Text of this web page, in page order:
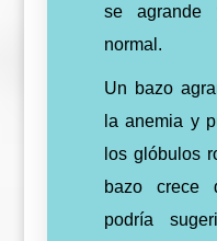
se
normal.
Un bazo
la anemia y
los glóbulos
bazo crece
podría